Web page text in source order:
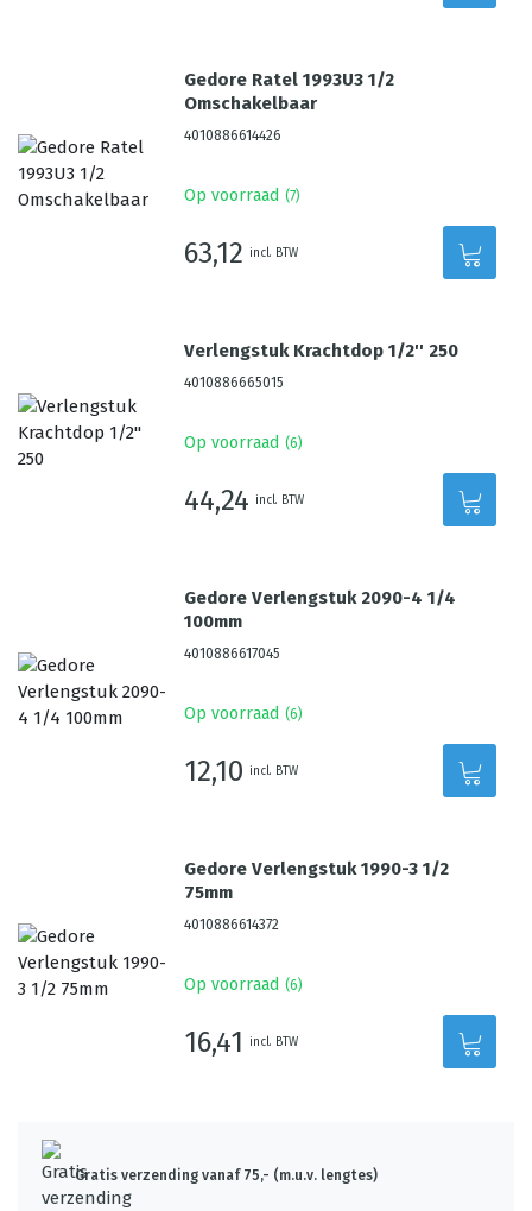
Gedore Ratel 1993U3 1/2
Omschakelbaar
4010886614426
Op voorraad (7)
63,12 incl. BTW
Verlengstuk Krachtdop 1/2'' 250
4010886665015
Op voorraad (6)
44,24 incl. BTW
Gedore Verlengstuk 2090-4 1/4
100mm
4010886617045
Op voorraad (6)
12,10 incl. BTW
Gedore Verlengstuk 1990-3 1/2
75mm
4010886614372
Op voorraad (6)
16,41 incl. BTW
Gratis verzending vanaf 75,- (m.u.v. lengtes)